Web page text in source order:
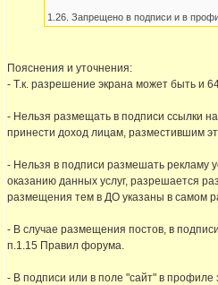
1.26. Запрещено в подписи и в
Пояснения и уточнения:
- Т.к. разрешение экрана может быть и
- Нельзя размещать в подписи ссылки
принести доход лицам, разместившим
- Нельзя в подписи размешать рекламу
оказанию данных услуг, разрешается
размещения тем в ДО указаны в самом
- В случае размещения постов, в
п.1.15 Правил форума.
- В подписи или в поле "сайт" в